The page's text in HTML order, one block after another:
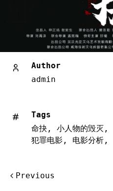
Author
admin
Tags
命抉 , 小人物的毁灭 ,
犯罪电影 , 电影分析 ,
Previous